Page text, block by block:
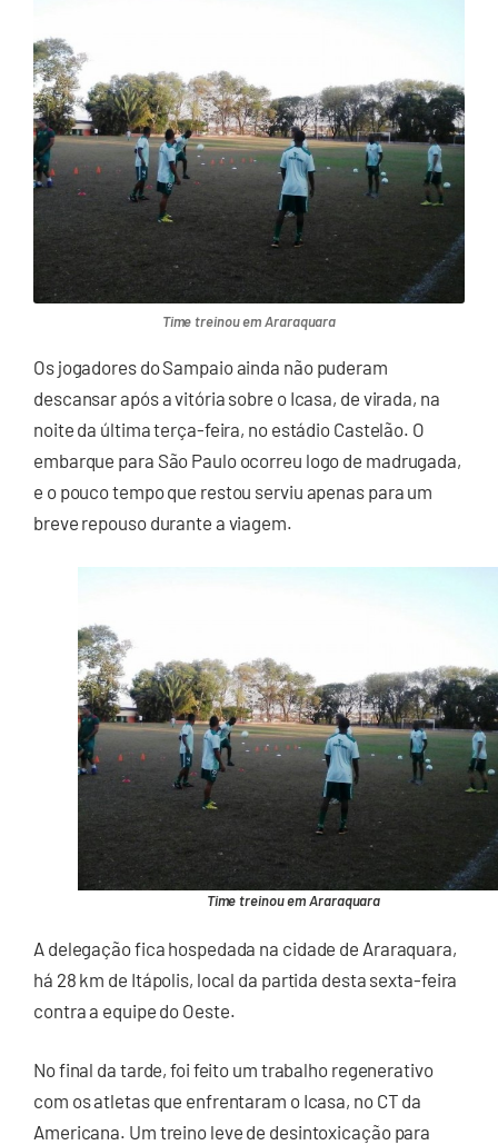
Time treinou em Araraquara
Os jogadores do Sampaio ainda não puderam
descansar após a vitória sobre o Icasa, de virada, na
noite da última terça-feira, no estádio Castelão. O
embarque para São Paulo ocorreu logo de madrugada,
e o pouco tempo que restou serviu apenas para um
breve repouso durante a viagem.
Time treinou em Araraquara
A delegação fica hospedada na cidade de Araraquara,
há 28 km de Itápolis, local da partida desta sexta-feira
contra a equipe do Oeste.
No final da tarde, foi feito um trabalho regenerativo
com os atletas que enfrentaram o Icasa, no CT da
Americana. Um treino leve de desintoxicação para